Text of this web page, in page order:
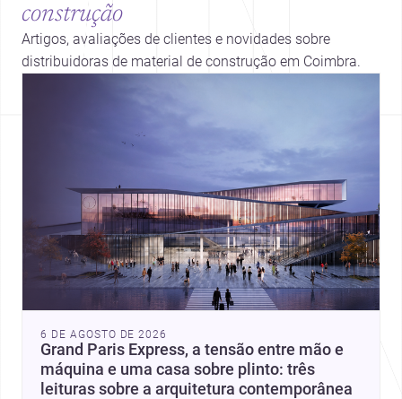
construção
Artigos, avaliações de clientes e novidades sobre
distribuidoras de material de construção em Coimbra.
6 DE AGOSTO DE 2026
Grand Paris Express, a tensão entre mão e
máquina e uma casa sobre plinto: três
leituras sobre a arquitetura contemporânea